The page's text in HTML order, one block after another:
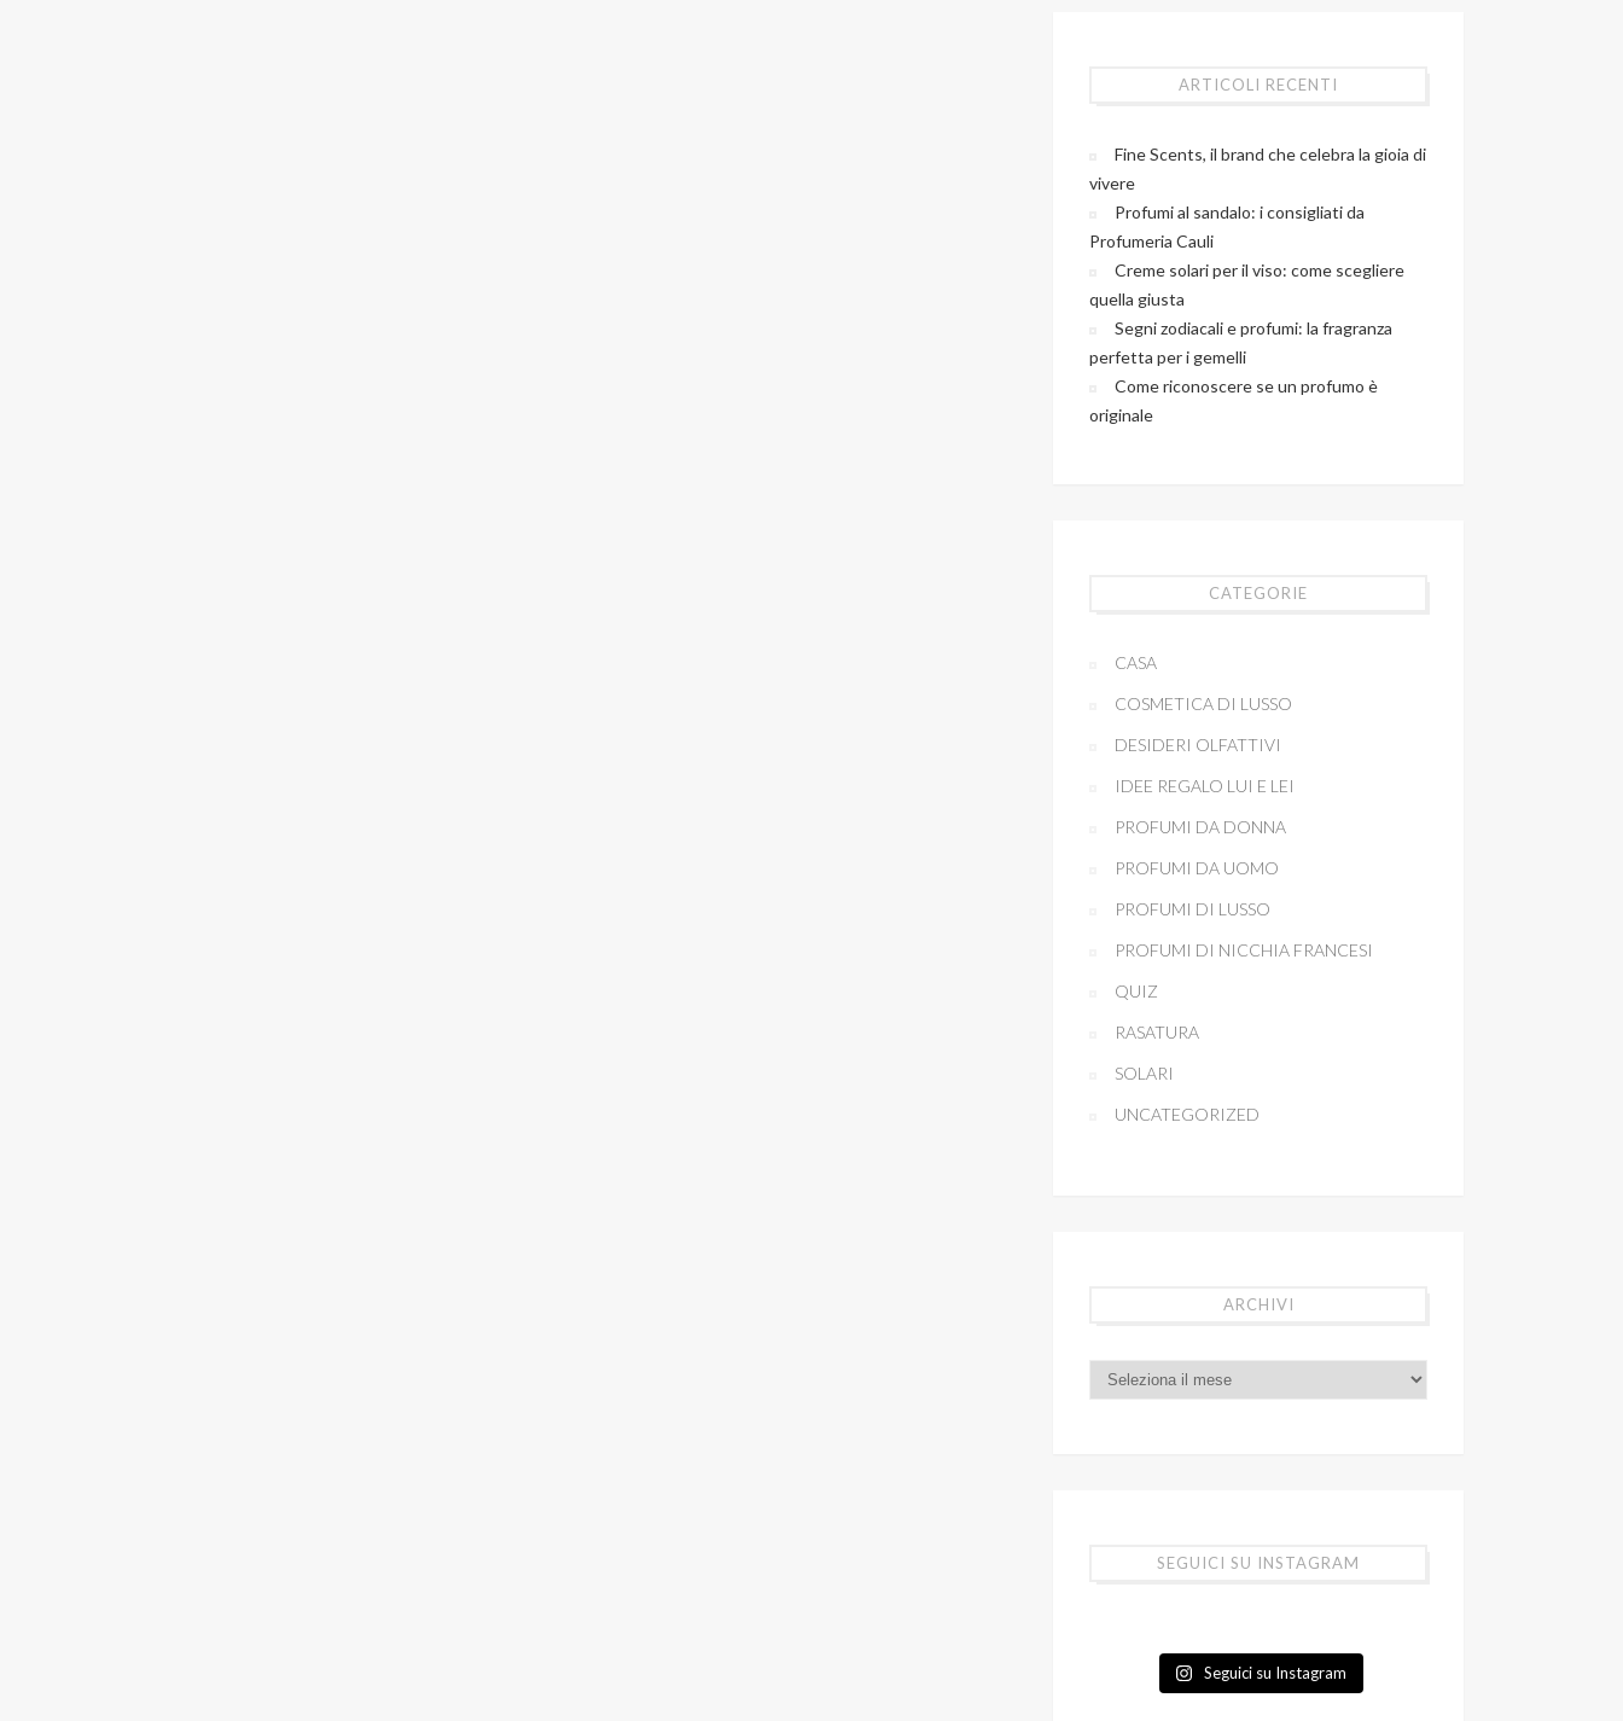
ARTICOLI RECENTI
Fine Scents, il brand che celebra la gioia di
vivere
Profumi al sandalo: i consigliati da
Profumeria Cauli
Creme solari per il viso: come scegliere
quella giusta
Segni zodiacali e profumi: la fragranza
perfetta per i gemelli
Come riconoscere se un profumo è
originale
CATEGORIE
CASA
COSMETICA DI LUSSO
DESIDERI OLFATTIVI
IDEE REGALO LUI E LEI
PROFUMI DA DONNA
PROFUMI DA UOMO
PROFUMI DI LUSSO
PROFUMI DI NICCHIA FRANCESI
QUIZ
RASATURA
SOLARI
UNCATEGORIZED
ARCHIVI
SEGUICI SU INSTAGRAM
Seguici su Instagram